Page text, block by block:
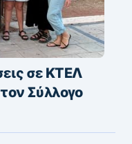
σε ΚΤΕΛ
Σύλλογο